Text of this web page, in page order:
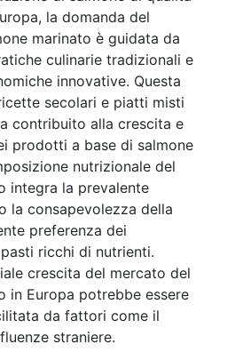
la domanda del
marinato è guidata da
culinarie tradizionali e
innovative. Questa
secolari e piatti misti
contribuito alla crescita e
prodotti a base di salmone
nutrizionale del
integra la prevalente
la consapevolezza della
preferenza dei
ricchi di nutrienti.
crescita del mercato del
in Europa potrebbe essere
da fattori come il
straniere.